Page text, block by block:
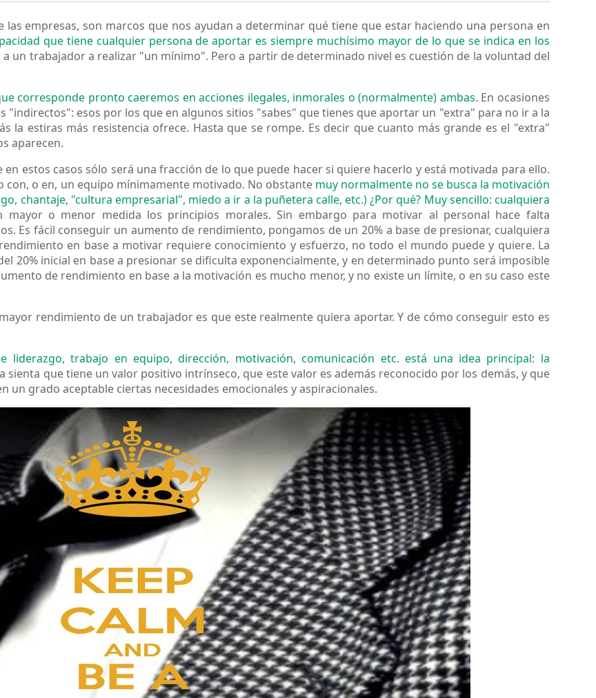
empresas, son marcos que nos ayudan a determinar qué tiene que estar haciendo una persona en
que tiene cualquier persona de aportar es siempre muchísimo mayor de lo que se indica en los
a un trabajador a realizar "un mínimo". Pero a partir de determinado nivel es cuestión de la voluntad del
corresponde pronto caeremos en acciones ilegales, inmorales o (normalmente) ambas. En ocasiones
esos por los que en algunos sitios "sabes" que tienes que aportar un "extra" para no ir a la
la estiras más resistencia ofrece. Hasta que se rompe. Es decir que cuanto más grande es el "extra"
aparecen.
estos casos sólo será una fracción de lo que puede hacer si quiere hacerlo y está motivada para ello.
con, o en, un equipo mínimamente motivado. No obstante muy normalmente no se busca la motivación
chantaje, "cultura empresarial", miedo a ir a la puñetera calle, etc.) ¿Por qué? Muy sencillo: cualquiera
o menor medida los principios morales. Sin embargo para motivar al personal hace falta
Es fácil conseguir un aumento de rendimiento, pongamos de un 20% a base de presionar, cualquiera
en base a motivar requiere conocimiento y esfuerzo, no todo el mundo puede y quiere. La
20% inicial en base a presionar se dificulta exponencialmente, y en determinado punto será imposible
de rendimiento en base a la motivación es mucho menor, y no existe un límite, o en su caso este
rendimiento de un trabajador es que este realmente quiera aportar. Y de cómo conseguir esto es
liderazgo, trabajo en equipo, dirección, motivación, comunicación etc. está una idea principal: la
sienta que tiene un valor positivo intrínseco, que este valor es además reconocido por los demás, y que
un grado aceptable ciertas necesidades emocionales y aspiracionales.